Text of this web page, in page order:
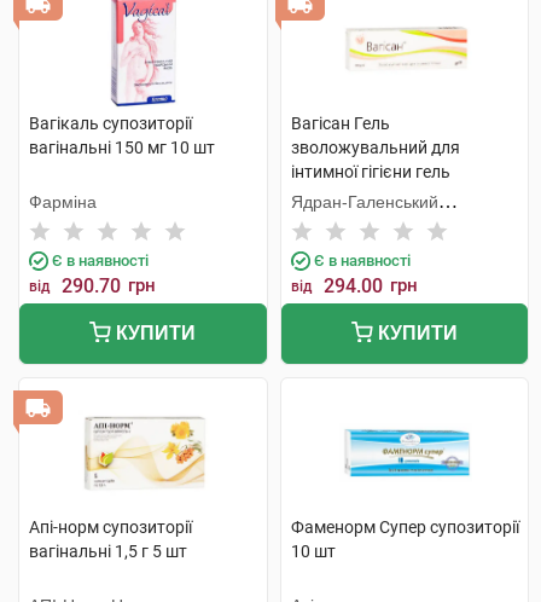
Вагікаль супозиторії
вагінальні 150 мг 10 шт
Фарміна
Є в наявності
від 290.70 грн
КУПИТИ
Вагісан Гель
зволожувальний для
інтимної гігієни гель
вагінальний 50 г 1 туба
Ядран-Галенський
Лабораторій
Є в наявності
від 294.00 грн
КУПИТИ
Апі-норм супозиторії
вагінальні 1,5 г 5 шт
Фаменорм Супер супозиторії
10 шт